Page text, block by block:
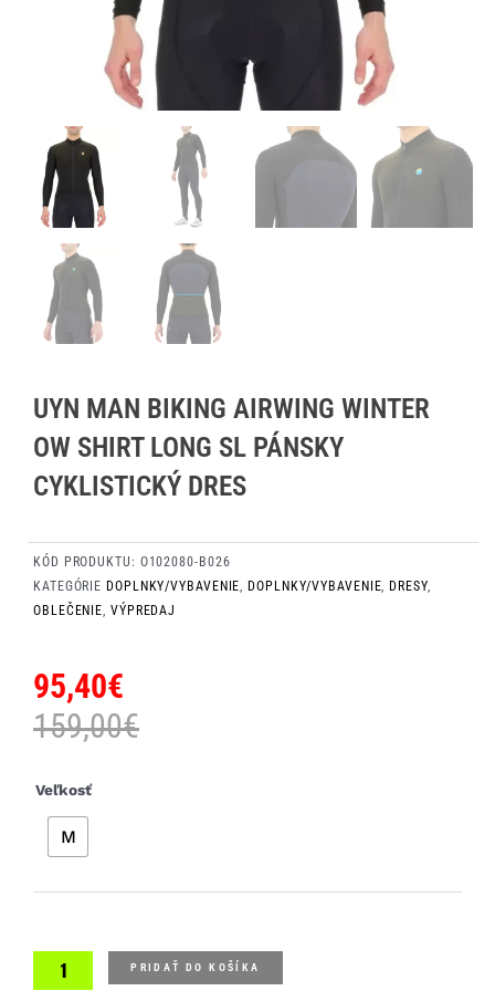
UYN MAN BIKING AIRWING WINTER
OW SHIRT LONG SL PÁNSKY
CYKLISTICKÝ DRES
KÓD PRODUKTU: O102080-B026
KATEGÓRIE DOPLNKY/VYBAVENIE, DOPLNKY/VYBAVENIE, DRESY,
OBLEČENIE, VÝPREDAJ
Veľkosť
M
množstvo
Man
Biking
Shirt
Long
PRIDAŤ DO KOŠÍKA
95,40€
159,00€